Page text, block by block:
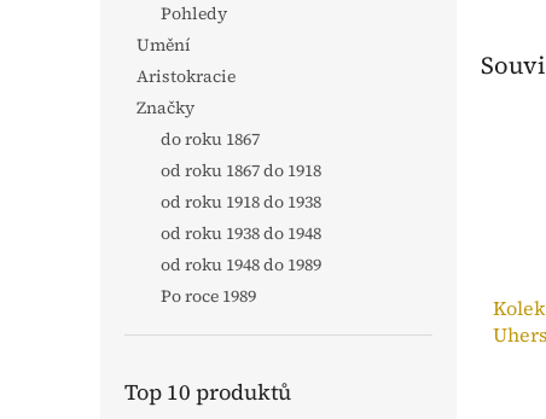
Pohledy
Umění
Aristokracie
Značky
do roku 1867
od roku 1867 do 1918
od roku 1918 do 1938
od roku 1938 do 1948
od roku 1948 do 1989
Po roce 1989
Top 10 produktů